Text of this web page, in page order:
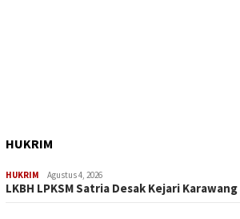
HUKRIM
HUKRIM Agustus 4, 2026
LKBH LPKSM Satria Desak Kejari